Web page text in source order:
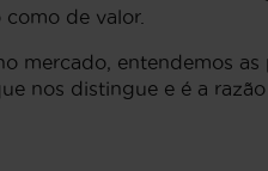
de valor.
mercado, entendemos
nos distingue e é a